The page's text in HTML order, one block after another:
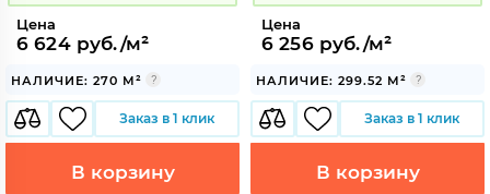
Цена
6 624 руб./м²
НАЛИЧИЕ: 270 М²
Заказ в 1 клик
В корзину
Цена
6 256 руб./м²
НАЛИЧИЕ: 299.52 М²
Заказ в 1 клик
В корзину